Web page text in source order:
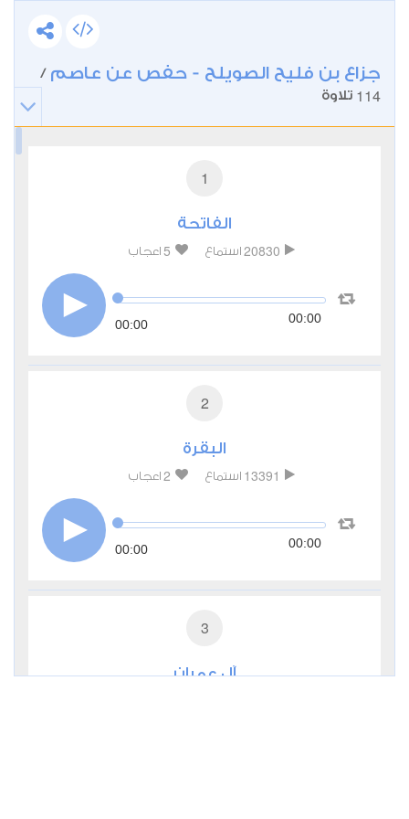
جزاع بن فليح الصويلح - حفص عن عاصم /
114 تلاوة
1
الفاتحة
20830 استماع 5 اعجاب
00:00 00:00
2
البقرة
13391 استماع 2 اعجاب
00:00 00:00
3
آل عمران